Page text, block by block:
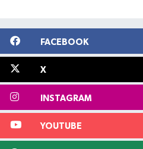
FACEBOOK
X
INSTAGRAM
YOUTUBE